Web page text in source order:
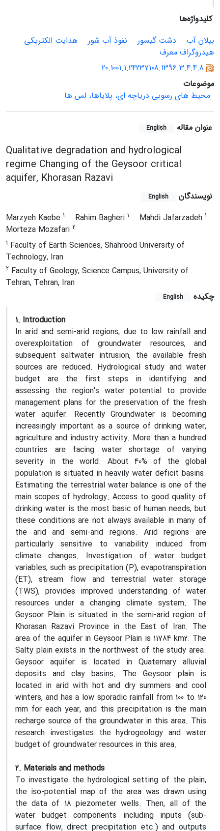
کلیدواژه‌ها
بیلان آب
دشت گیسور نفوذ آب شور
هدایت الکتریکی
هیدروگراف معرف
20.1001.1.24237108.1396.3.4.4.8
موضوعات
محیط های رسوبی دریاچه ای، پلایاها، لس ها
عنوان مقاله English
Qualitative degradation and hydrological
regime Changing of the Geysoor critical
aquifer, Khorasan Razavi
نویسندگان English
Marzyeh Kaebe 1 Rahim Bagheri 1 Mahdi Jafarzadeh 1
Morteza Mozafari 2
1 Faculty of Earth Sciences, Shahrood University of
Technology, Iran
2 Faculty of Geology, Science Campus, University of
Tehran, Tehran, Iran
چکیده
English
1. Introduction
In arid and semi-arid regions, due to low rainfall and
overexploitation of groundwater resources, and
subsequent saltwater intrusion, the available fresh
sources are reduced. Hydrological study and water
budget are the first steps in identifying and
assessing the region's water potential to provide
management plans for the preservation of the fresh
water aquifer. Recently Groundwater is becoming
increasingly important as a source of drinking water,
agriculture and industry activity. More than a hundred
countries are facing water shortage of varying
severity in the world. About 40% of the global
population is situated in heavily water deficit basins.
Estimating the terrestrial water balance is one of the
main scopes of hydrology. Access to good quality of
drinking water is the most basic of human needs, but
these conditions are not always available in many of
the arid and semi-arid regions. Arid regions are
particularly sensitive to variability induced from
climate changes. Investigation of water budget
variables, such as precipitation (P), evapotranspiration
(ET), stream flow and terrestrial water storage
(TWS), provides improved understanding of water
resources under a changing climate system. The
Geysoor Plain is situated in the semi-arid region of
Khorasan Razavi Province in the East of Iran. The
area of the aquifer in Geysoor Plain is 11784 km2. The
Salty plain exists in the northwest of the study area.
Geysoor aquifer is located in Quaternary alluvial
deposits and clay basins. The Geysoor plain is
located in arid with hot and dry summers and cool
winters, and has a low sporadic rainfall from 100 to 120
mm for each year, and this precipitation is the main
recharge source of the groundwater in this area. This
research investigates the hydrogeology and water
budget of groundwater resources in this area.
2. Materials and methods
To investigate the hydrological setting of the plain,
the iso-potential map of the area was drawn using
the data of 18 piezometer wells. Then, all of the
water budget components including inputs (sub-
surface flow, direct precipitation etc.) and outputs